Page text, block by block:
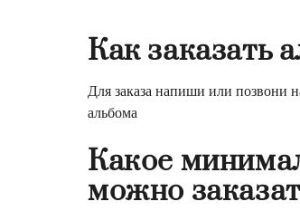
Как заказать
Для заказа напиши или позвони
альбома
Какое
можно